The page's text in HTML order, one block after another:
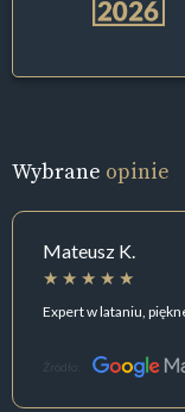
Wybrane opinie
Mateusz K.
Expert w lataniu,
Źródło: